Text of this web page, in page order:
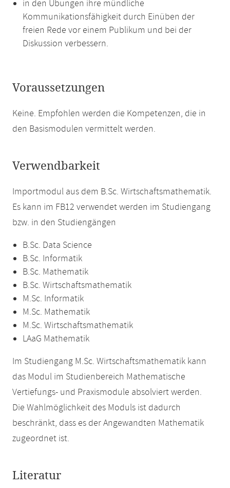
in den Übungen ihre mündliche
Kommunikationsfähigkeit durch Einüben der
freien Rede vor einem Publikum und bei der
Diskussion verbessern.
Voraussetzungen
Keine. Empfohlen werden die Kompetenzen, die in
den Basismodulen vermittelt werden.
Verwendbarkeit
Importmodul aus dem B.Sc. Wirtschaftsmathematik.
Es kann im FB12 verwendet werden im Studiengang
bzw. in den Studiengängen
B.Sc. Data Science
B.Sc. Informatik
B.Sc. Mathematik
B.Sc. Wirtschaftsmathematik
M.Sc. Informatik
M.Sc. Mathematik
M.Sc. Wirtschaftsmathematik
LAaG Mathematik
Im Studiengang M.Sc. Wirtschaftsmathematik kann
das Modul im Studienbereich Mathematische
Vertiefungs- und Praxismodule absolviert werden.
Die Wahlmöglichkeit des Moduls ist dadurch
beschränkt, dass es der Angewandten Mathematik
zugeordnet ist.
Literatur